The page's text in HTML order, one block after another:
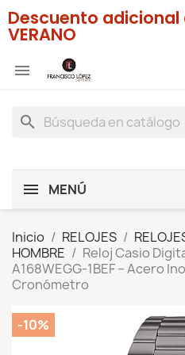
Descuento
VERANO

search
MENÚ
Inicio RELOJES
HOMBRE
Reloj Casio
A168WEGG-1BEF – Acero
Cronómetro
-10%